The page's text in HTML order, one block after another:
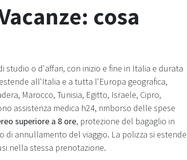
cosa
studio o d'affari, con inizio e fine in Italia e durata
all'Italia e a tutta l'Europa geografica,
Marocco, Tunisia, Egitto, Israele, Cipro,
assistenza medica h24, rimborso delle spese
superiore a 8 ore, protezione del bagaglio in
di annullamento del viaggio. La polizza si estende
nella stessa prenotazione.